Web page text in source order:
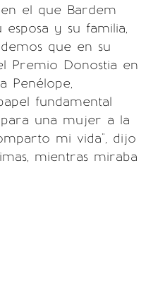
el que Bardem
y su familia,
que en su
Premio Donostia en
Penélope,
fundamental
una mujer a la
mi vida", dijo
mientras miraba